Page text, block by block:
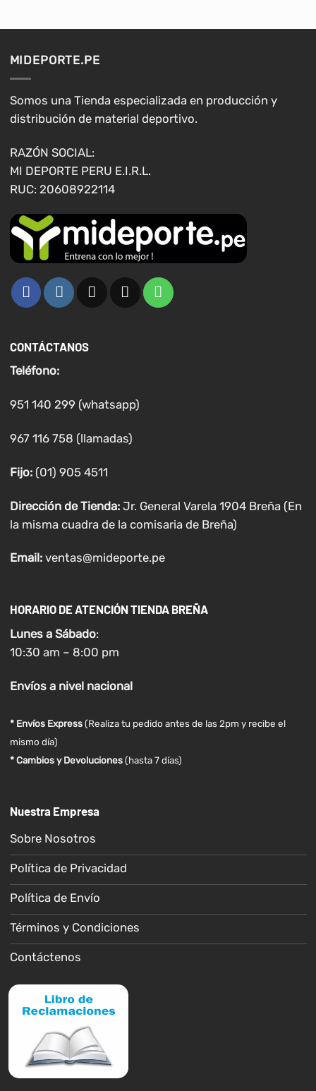
se
pueden
elegir
en
página
de
producto
elegir
en
MIDEPORTE.PE
Somos una Tienda especializada en producción y
distribución de material deportivo.
RAZÓN SOCIAL:
MI DEPORTE PERU E.I.R.L.
RUC: 20608922114
CONTÁCTANOS
Teléfono:
951 140 299 (whatsapp)
967 116 758 (llamadas)
Fijo:(01) 905 4511
Dirección de Tienda: Jr. General Varela 1904 Breña (En
la misma cuadra de la comisaria de Breña)
Email: ventas@mideporte.pe
HORARIO DE ATENCIÓN TIENDA BREÑA
Lunes a Sábado:
10:30 am – 8:00 pm
Envíosa nivel nacional
* Envíos Express(Realiza tu pedido antes de las 2pm y recibe el
mismo día)
* Cambios y Devoluciones (hasta 7 días)
Nuestra Empresa
Sobre Nosotros
Política de Privacidad
Política de Envío
Términos y Condiciones
Contáctenos